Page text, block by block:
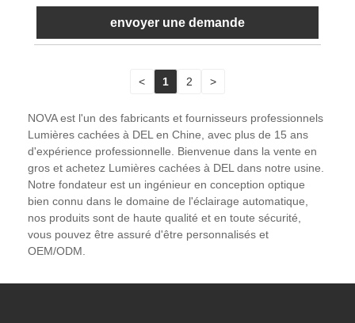
envoyer une demande
< 1 2 >
NOVA est l'un des fabricants et fournisseurs professionnels
Lumières cachées à DEL en Chine, avec plus de 15 ans
d'expérience professionnelle. Bienvenue dans la vente en
gros et achetez Lumières cachées à DEL dans notre usine.
Notre fondateur est un ingénieur en conception optique
bien connu dans le domaine de l'éclairage automatique,
nos produits sont de haute qualité et en toute sécurité,
vous pouvez être assuré d'être personnalisés et
OEM/ODM.